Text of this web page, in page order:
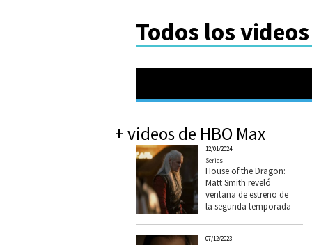
Todos los
+ videos de HBO Max
12/01/2024
Series
House of the Dragon:
Matt Smith reveló
ventana de estreno de
la segunda temporada
07/12/2023